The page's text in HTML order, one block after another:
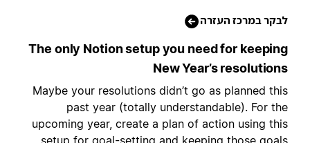
במרכז העזרה
The only Notion setup you need for
New Year’s
Maybe your resolutions didn’t go as planned
past year (totally understandable). For
upcoming year, create a plan of action using